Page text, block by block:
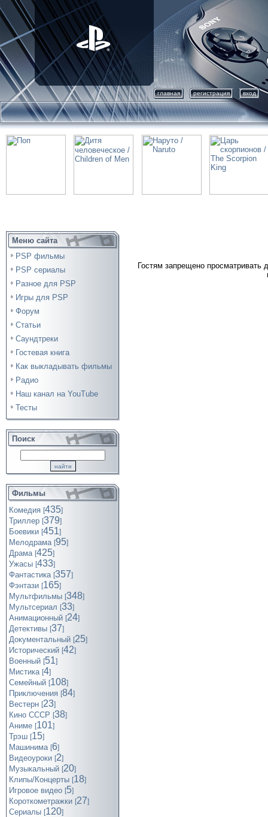
главная регистрация вход
Меню сайта
PSP фильмы
PSP сериалы
Разное для PSP
Игры для PSP
Форум
Статьи
Саундтреки
Гостевая книга
Как выкладывать фильмы
Радио
Наш канал на YouTube
Тесты
Поиск
Фильмы
Комедия [435]
Триллер [379]
Боевики [451]
Мелодрама [95]
Драма [425]
Ужасы [433]
Фантастика [357]
Фэнтази [165]
Мультфильмы [348]
Мультсериал [33]
Анимационный [24]
Детективы [37]
Документальный [25]
Исторический [42]
Военный [51]
Мистика [4]
Семейный [108]
Приключения [84]
Вестерн [23]
Кино СССР [38]
Аниме [101]
Трэш [15]
Машинима [6]
Видеоуроки [2]
Музыкальный [20]
Клипы/Концерты [18]
Игровое видео [5]
Короткометражки [27]
Cериалы [120]
Гостям запрещено просматривать